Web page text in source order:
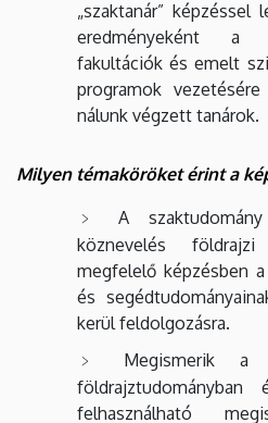
„szaktanár” képzéssel
eredményeként a
fakultációk és emelt
programok
nálunk végzett tanárok.
Milyen témaköröket érint a
A
köznevelés
megfelelő képzésben
és
kerül feldolgozásra.
Megismerik a
felhasználható